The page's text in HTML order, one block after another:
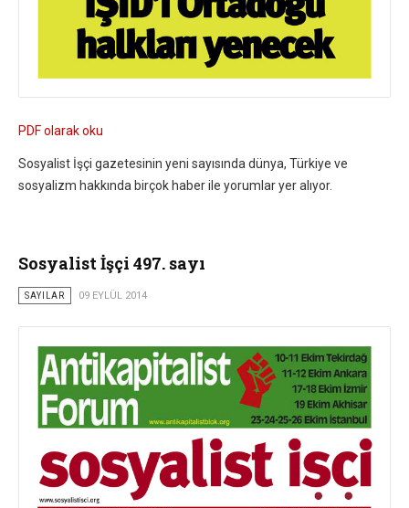
PDF olarak oku
Sosyalist İşçi gazetesinin yeni sayısında dünya, Türkiye ve
sosyalizm hakkında birçok haber ile yorumlar yer alıyor.
Sosyalist İşçi 497. sayı
SAYILAR 09 EYLÜL 2014